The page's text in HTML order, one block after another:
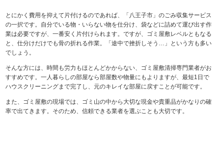
とにかく費用を抑えて片付けるのであれば、「八王子市」のごみ収集サービス
の一択です。自分でいる物・いらない物を仕分け、袋などに詰めて運び出す作
業は必要ですが、一番安く片付けられます。ですが、ゴミ屋敷レベルともなる
と、仕分けだけでも骨の折れる作業。「途中で挫折しそう…」という方も多い
でしょう。
そんな方には、時間も労力もほとんどかからない、ゴミ屋敷清掃専門業者がお
すすめです。一人暮らしの部屋なら部屋数や物量にもよりますが、最短1日で
ハウスクリーニングまで完了し、元のキレイな部屋に戻すことが可能です。
また、ゴミ屋敷の現場では、ゴミ山の中から大切な現金や貴重品がかなりの確
率で出てきます。そのため、信頼できる業者を選ぶことも大切です。